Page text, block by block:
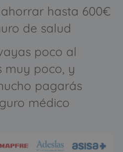
hasta 600€
de salud
poco al
muy poco, y
pagarás
médico